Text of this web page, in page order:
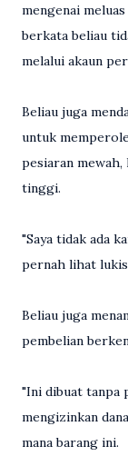
mengenai
berkata beliau
melalui akaun
Beliau juga
untuk
pesiaran
tinggi.
"Saya tidak ada
pernah lihat
Beliau juga
pembelian
"Ini dibuat tanpa
mengizinkan
mana barang ini.